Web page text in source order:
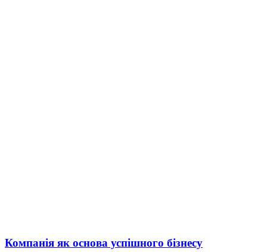
Компанія як основа успішного бізнесу